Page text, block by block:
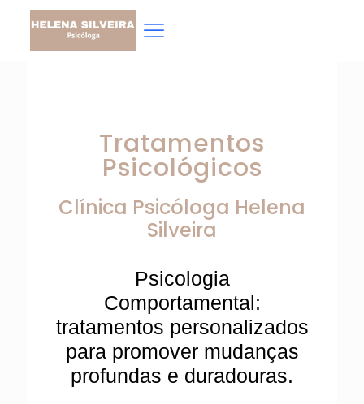
Tratamentos
Psicológicos
Clínica Psicóloga Helena
Silveira
Psicologia
Comportamental:
tratamentos personalizados
para promover mudanças
profundas e duradouras.